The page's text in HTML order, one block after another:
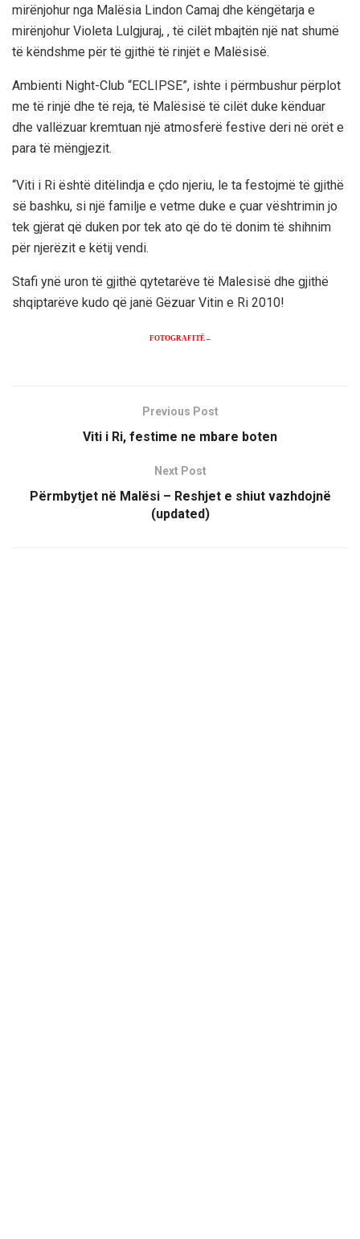
mirënjohur nga Malësia Lindon Camaj dhe këngëtarja e
mirënjohur Violeta Lulgjuraj, , të cilët mbajtën një nat shumë
të këndshme për të gjithë të rinjët e Malësisë.
Ambienti Night-Club “ECLIPSE”, ishte i përmbushur përplot
me të rinjë dhe të reja, të Malësisë të cilët duke kënduar
dhe vallëzuar kremtuan një atmosferë festive deri në orët e
para të mëngjezit.
“Viti i Ri është ditëlindja e çdo njeriu, le ta festojmë të gjithë
së bashku, si një familje e vetme duke e çuar vështrimin jo
tek gjërat që duken por tek ato që do të donim të shihnim
për njerëzit e këtij vendi.
Stafi ynë uron të gjithë qytetarëve të Malesisë dhe gjithë
shqiptarëve kudo që janë Gëzuar Vitin e Ri 2010!
FOTOGRAFITË –
Previous Post
Viti i Ri, festime ne mbare boten
Next Post
Përmbytjet në Malësi – Reshjet e shiut vazhdojnë
(updated)